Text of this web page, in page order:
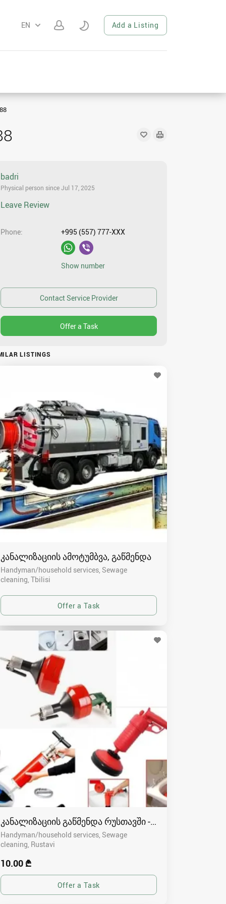
EN Add a Listing
badri
Physical person since Jul 17, 2025
Leave Review
Phone +995 (557) 777-XXX
Show number
LISTINGS
კანალიზაციის ამოტუმბვა, გაწმენდა
Handyman/household services, Sewage
cleaning Tbilisi
კანალიზაციის გაწმენდა რუსთავში - 591004680
Handyman/household services, Sewage
cleaning Rustavi
10.00 ₾